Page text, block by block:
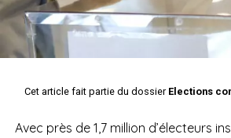
Cet article fait partie du dossier Elections
Avec près de 1,7 million d’électeurs